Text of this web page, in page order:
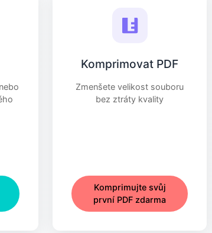
Komprimovat PDF
Zmenšete velikost souboru
bez ztráty kvality
Komprimujte svůj
první PDF zdarma